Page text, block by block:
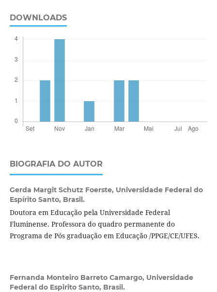
DOWNLOADS
BIOGRAFIA DO AUTOR
Gerda Margit Schutz Foerste, Universidade Federal do
Espírito Santo, Brasil.
Doutora em Educação pela Universidade Federal
Fluminense. Professora do quadro permanente do
Programa de Pós graduação em Educação /PPGE/CE/UFES.
Fernanda Monteiro Barreto Camargo, Universidade
Federal do Espirito Santo, Brasil.